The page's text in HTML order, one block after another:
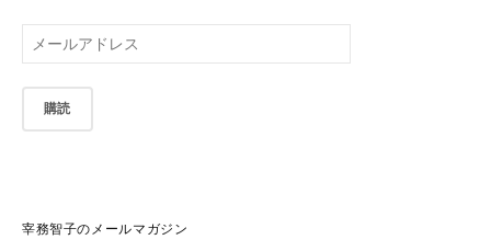
ー
ル
ド
宰務智子のメールマガジン